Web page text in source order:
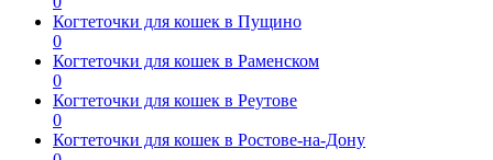
Когтеточки для кошек в Пущино
0
Когтеточки для кошек в Раменском
0
Когтеточки для кошек в Реутове
0
Когтеточки для кошек в Ростове-на-Дону